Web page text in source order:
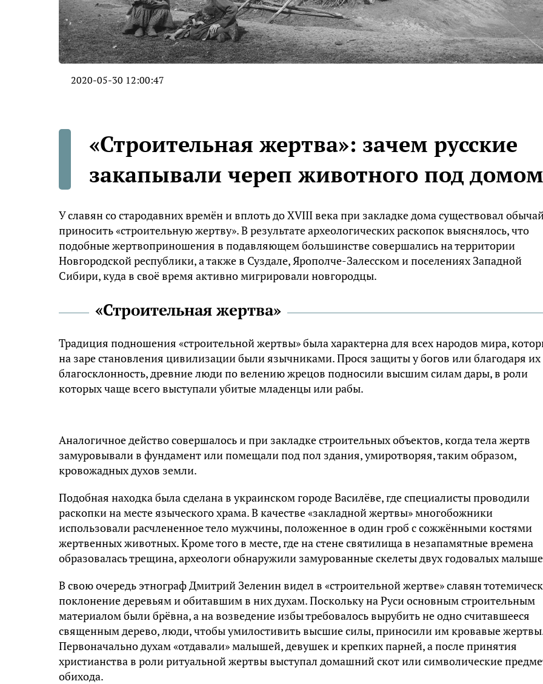
2020-05-30 12:00:47
«Строительная жертва»: зачем русские
закапывали череп животного под домом
У славян со стародавних времён и вплоть до XVIII века при закладке дома существовал
приносить «строительную жертву». В результате археологических раскопок выяснялось, что
подобные жертвоприношения в подавляющем большинстве совершались на территории
Новгородской республики, а также в Суздале, Ярополче-Залесском и поселениях Западной
Сибири, куда в своё время активно мигрировали новгородцы.
«Строительная жертва»
Традиция подношения «строительной жертвы» была характерна для всех народов мира,
на заре становления цивилизации были язычниками. Прося защиты у богов или благодаря их
благосклонность, древние люди по велению жрецов подносили высшим силам дары, в роли
которых чаще всего выступали убитые младенцы или рабы.
Аналогичное действо совершалось и при закладке строительных объектов, когда тела жертв
замуровывали в фундамент или помещали под пол здания, умиротворяя, таким образом,
кровожадных духов земли.
Подобная находка была сделана в украинском городе Василёве, где специалисты проводили
раскопки на месте языческого храма. В качестве «закладной жертвы» многобожники
использовали расчлененное тело мужчины, положенное в один гроб с сожжёнными костями
жертвенных животных. Кроме того в месте, где на стене святилища в незапамятные времена
образовалась трещина, археологи обнаружили замурованные скелеты двух годовалых
В свою очередь этнограф Дмитрий Зеленин видел в «строительной жертве» славян
поклонение деревьям и обитавшим в них духам. Поскольку на Руси основным строительным
материалом были брёвна, а на возведение избы требовалось вырубить не одно считавшееся
священным дерево, люди, чтобы умилостивить высшие силы, приносили им кровавые
Первоначально духам «отдавали» малышей, девушек и крепких парней, а после принятия
христианства в роли ритуальной жертвы выступал домашний скот или символические
обихода.